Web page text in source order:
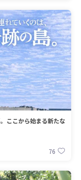
ここから始まる新たな
76